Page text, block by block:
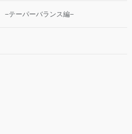
−テーパーバランス編−